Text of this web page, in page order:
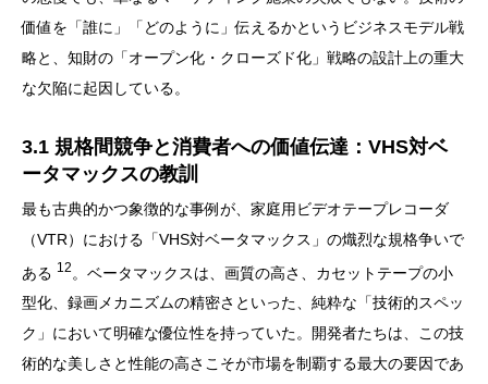
価値を「誰に」「どのように」伝えるかというビジネスモデル戦
略と、知財の「オープン化・クローズド化」戦略の設計上の重大
な欠陥に起因している。
3.1 規格間競争と消費者への価値伝達：VHS対ベ
ータマックスの教訓
最も古典的かつ象徴的な事例が、家庭用ビデオテープレコーダ
（VTR）における「VHS対ベータマックス」の熾烈な規格争いで
ある 12 。ベータマックスは、画質の高さ、カセットテープの小
型化、録画メカニズムの精密さといった、純粋な「技術的スペッ
ク」において明確な優位性を持っていた。開発者たちは、この技
術的な美しさと性能の高さこそが市場を制覇する最大の要因であ